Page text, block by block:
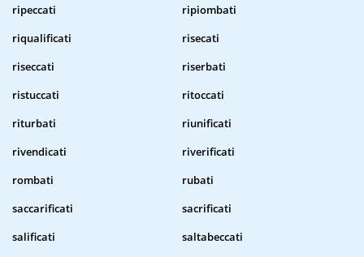
ripeccati
ripiombati
riqualificati
risecati
riseccati
riserbati
ristuccati
ritoccati
riturbati
riunificati
rivendicati
riverificati
rombati
rubati
saccarificati
sacrificati
salificati
saltabeccati